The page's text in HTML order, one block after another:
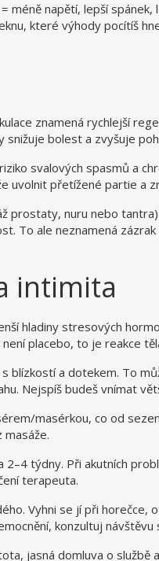
méně napětí, lepší spánek,
které výhody pocítíš
znamená rychlejší
snižuje bolest a zvyšuje
svalových spasmů a
uvolnit přetížené partie a
prostaty, nuru nebo
To ale neznamená
intimita
hladiny stresových
placebo, to je reakce
blízkostí a dotekem. To
Nejspíš budeš vnímat
masérkou, co od
2–4 týdny. Při akutních
terapeuta.
Vyhni se jí při horečce,
konzultuj návštěvu
jasná domluva o službě